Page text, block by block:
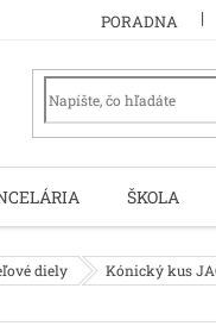
PORADNA
ŠKOLA
diely Kónický kus